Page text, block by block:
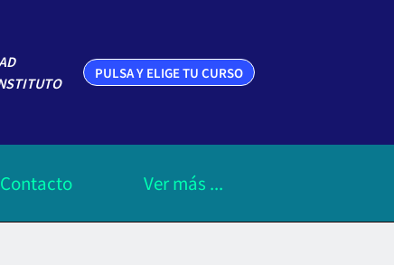
PULSA Y ELIGE TU CURSO
Ver más ...